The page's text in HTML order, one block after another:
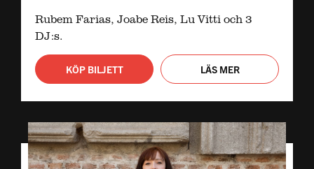
Rubem Farias, Joabe Reis, Lu Vitti och 3
DJ:s.
KÖP BILJETT LÄS MER